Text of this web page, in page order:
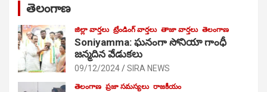
తెలంగాణ
జిల్లా వార్తలు ట్రేండింగ్ వార్తలు తాజా వార్తలు తెలంగాణ
Soniyamma: ఘ‌నంగా సోనియా గాంధీ
జ‌న్మ‌దిన వేడుక‌లు
09/12/2024 SIRA NEWS
తెలంగాణ ప్రజా సమస్యలు రాజకీయం